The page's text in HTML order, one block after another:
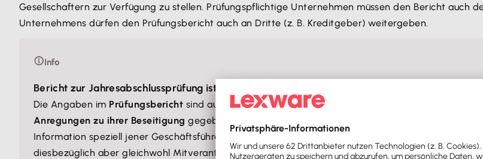
Gesellschaftern zur Verfügung zu stellen. Prüfungspflichtige Unternehmen müssen den Bericht auch
Unternehmens dürfen den Prüfungsbericht auch an Dritte (z. B. Kreditgeber) weitergeben.
Info
Bericht zur Jahresabschlussprüfung ist auch für Geschäftsführer und Banken von Bedeutung
Die Angaben im Prüfungsbericht sind auch für dieGeschäftsführer der GmbH
Anregungen zu ihrer Beseitigunggegeben. Bei geteilten Verantwortungsbereichen ermöglicht
Information speziell jener Geschäftsführer, die nach dem Geschäftsverteilungsplan nicht für das
diesbezüglich aber gleichwohl Mitverantwortung auferlegt ist. Darüber hinaus ist der